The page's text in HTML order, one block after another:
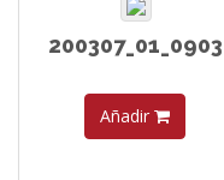
200307_01_0903
Añadir